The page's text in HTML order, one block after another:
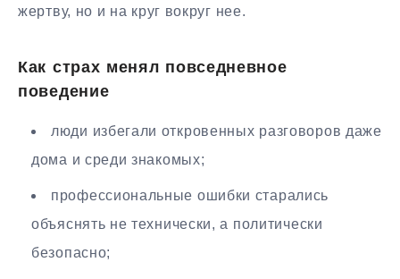
жертву, но и на круг вокруг нее.
Как страх менял повседневное
поведение
люди избегали откровенных разговоров даже
дома и среди знакомых;
профессиональные ошибки старались
объяснять не технически, а политически
безопасно;